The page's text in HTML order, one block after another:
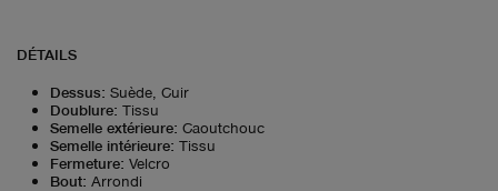
DÉTAILS
Dessus: Suède, Cuir
Doublure: Tissu
Semelle extérieure: Caoutchouc
Semelle intérieure: Tissu
Fermeture: Velcro
Bout: Arrondi